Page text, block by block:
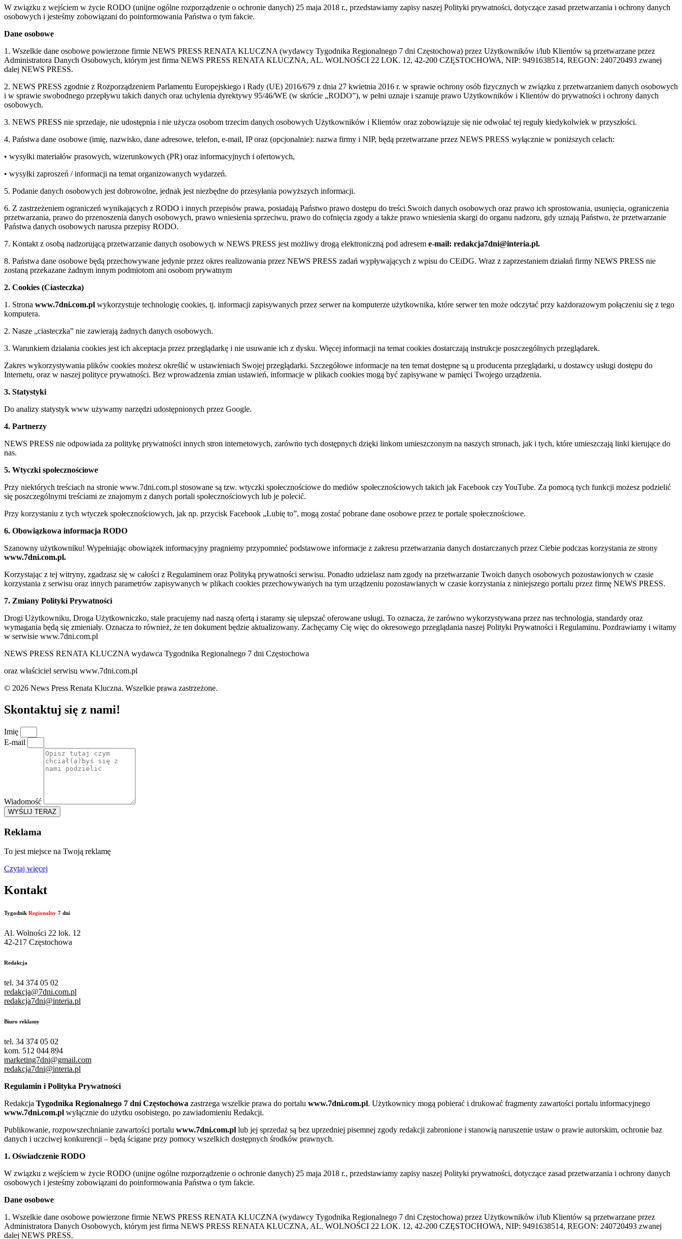
W związku z wejściem w życie RODO (unijne ogólne rozporządzenie o ochronie danych) 25 maja 2018 r., przedstawiamy zapisy naszej Polityki prywatności, dotyczące zasad przetwarzania i ochrony danych
osobowych i jesteśmy zobowiązani do poinformowania Państwa o tym fakcie.
Dane osobowe
1. Wszelkie dane osobowe powierzone firmie NEWS PRESS RENATA KLUCZNA (wydawcy Tygodnika Regionalnego 7 dni Częstochowa) przez Użytkowników i/lub Klientów są przetwarzane przez
Administratora Danych Osobowych, którym jest firma NEWS PRESS RENATA KLUCZNA, AL. WOLNOŚCI 22 LOK. 12, 42-200 CZĘSTOCHOWA, NIP: 9491638514, REGON: 240720493 zwanej
dalej NEWS PRESS.
2. NEWS PRESS zgodnie z Rozporządzeniem Parlamentu Europejskiego i Rady (UE) 2016/679 z dnia 27 kwietnia 2016 r. w sprawie ochrony osób fizycznych w związku z przetwarzaniem danych osobowych
i w sprawie swobodnego przepływu takich danych oraz uchylenia dyrektywy 95/46/WE (w skrócie „RODO”), w pełni uznaje i szanuje prawo Użytkowników i Klientów do prywatności i ochrony danych
osobowych.
3. NEWS PRESS nie sprzedaje, nie udostępnia i nie użycza osobom trzecim danych osobowych Użytkowników i Klientów oraz zobowiązuje się nie odwołać tej reguły kiedykolwiek w przyszłości.
4. Państwa dane osobowe (imię, nazwisko, dane adresowe, telefon, e-mail, IP oraz (opcjonalnie): nazwa firmy i NIP, będą przetwarzane przez NEWS PRESS wyłącznie w poniższych celach:
• wysyłki materiałów prasowych, wizerunkowych (PR) oraz informacyjnych i ofertowych,
• wysyłki zaproszeń / informacji na temat organizowanych wydarzeń.
5. Podanie danych osobowych jest dobrowolne, jednak jest niezbędne do przesyłania powyższych informacji.
6. Z zastrzeżeniem ograniczeń wynikających z RODO i innych przepisów prawa, posiadają Państwo prawo dostępu do treści Swoich danych osobowych oraz prawo ich sprostowania, usunięcia, ograniczenia
przetwarzania, prawo do przenoszenia danych osobowych, prawo wniesienia sprzeciwu, prawo do cofnięcia zgody a także prawo wniesienia skargi do organu nadzoru, gdy uznają Państwo, że przetwarzanie
Państwa danych osobowych narusza przepisy RODO.
7. Kontakt z osobą nadzorującą przetwarzanie danych osobowych w NEWS PRESS jest możliwy drogą elektroniczną pod adresem e-mail: redakcja7dni@interia.pl.
8. Państwa dane osobowe będą przechowywane jedynie przez okres realizowania przez NEWS PRESS zadań wypływających z wpisu do CEiDG. Wraz z zaprzestaniem działań firmy NEWS PRESS nie
zostaną przekazane żadnym innym podmiotom ani osobom prywatnym
2. Cookies (Ciasteczka)
1. Strona www.7dni.com.pl wykorzystuje technologię cookies, tj. informacji zapisywanych przez serwer na komputerze użytkownika, które serwer ten może odczytać przy każdorazowym połączeniu się z tego
komputera.
2. Nasze „ciasteczka” nie zawierają żadnych danych osobowych.
3. Warunkiem działania cookies jest ich akceptacja przez przeglądarkę i nie usuwanie ich z dysku. Więcej informacji na temat cookies dostarczają instrukcje poszczególnych przeglądarek.
Zakres wykorzystywania plików cookies możesz określić w ustawieniach Swojej przeglądarki. Szczegółowe informacje na ten temat dostępne są u producenta przeglądarki, u dostawcy usługi dostępu do
Internetu, oraz w naszej polityce prywatności. Bez wprowadzenia zmian ustawień, informacje w plikach cookies mogą być zapisywane w pamięci Twojego urządzenia.
3. Statystyki
Do analizy statystyk www używamy narzędzi udostępnionych przez Google.
4. Partnerzy
NEWS PRESS nie odpowiada za politykę prywatności innych stron internetowych, zarówno tych dostępnych dzięki linkom umieszczonym na naszych stronach, jak i tych, które umieszczają linki kierujące do
nas.
5. Wtyczki społecznościowe
Przy niektórych treściach na stronie www.7dni.com.pl stosowane są tzw. wtyczki społecznościowe do mediów społecznościowych takich jak Facebook czy YouTube. Za pomocą tych funkcji możesz podzielić
się poszczególnymi treściami ze znajomym z danych portali społecznościowych lub je polecić.
Przy korzystaniu z tych wtyczek społecznościowych, jak np. przycisk Facebook „Lubię to”, mogą zostać pobrane dane osobowe przez te portale społecznościowe.
6. Obowiązkowa informacja RODO
Szanowny użytkowniku! Wypełniając obowiązek informacyjny pragniemy przypomnieć podstawowe informacje z zakresu przetwarzania danych dostarczanych przez Ciebie podczas korzystania ze strony
www.7dni.com.pl.
Korzystając z tej witryny, zgadzasz się w całości z Regulaminem oraz Polityką prywatności serwisu. Ponadto udzielasz nam zgody na przetwarzanie Twoich danych osobowych pozostawionych w czasie
korzystania z serwisu oraz innych parametrów zapisywanych w plikach cookies przechowywanych na tym urządzeniu pozostawianych w czasie korzystania z niniejszego portalu przez firmę NEWS PRESS.
7. Zmiany Polityki Prywatności
Drogi Użytkowniku, Droga Użytkowniczko, stale pracujemy nad naszą ofertą i staramy się ulepszać oferowane usługi. To oznacza, że zarówno wykorzystywana przez nas technologia, standardy oraz
wymagania będą się zmieniały. Oznacza to również, że ten dokument będzie aktualizowany. Zachęcamy Cię więc do okresowego przeglądania naszej Polityki Prywatności i Regulaminu. Pozdrawiamy i witamy
w serwisie www.7dni.com.pl
NEWS PRESS RENATA KLUCZNA wydawca Tygodnika Regionalnego 7 dni Częstochowa
oraz właściciel serwisu www.7dni.com.pl
© 2026 News Press Renata Kluczna. Wszelkie prawa zastrzeżone.
Skontaktuj się z nami!
Imię
E-mail
Wiadomość
WYŚLIJ TERAZ
Reklama
To jest miejsce na Twoją reklamę
Czytaj więcej
Kontakt
Tygodnik Regionalny 7 dni
Al. Wolności 22 lok. 12
42-217 Częstochowa
Redakcja
tel. 34 374 05 02
redakcja@7dni.com.pl
redakcja7dni@interia.pl
Biuro reklamy
tel. 34 374 05 02
kom. 512 044 894
marketing7dni@gmail.com
redakcja7dni@interia.pl
Regulamin i Polityka Prywatności
Redakcja Tygodnika Regionalnego 7 dni Częstochowa zastrzega wszelkie prawa do portalu www.7dni.com.pl. Użytkownicy mogą pobierać i drukować fragmenty zawartości portalu informacyjnego
www.7dni.com.pl wyłącznie do użytku osobistego, po zawiadomieniu Redakcji.
Publikowanie, rozpowszechnianie zawartości portalu www.7dni.com.pl lub jej sprzedaż są bez uprzedniej pisemnej zgody redakcji zabronione i stanowią naruszenie ustaw o prawie autorskim, ochronie baz
danych i uczciwej konkurencji – będą ścigane przy pomocy wszelkich dostępnych środków prawnych.
1. Oświadczenie RODO
W związku z wejściem w życie RODO (unijne ogólne rozporządzenie o ochronie danych) 25 maja 2018 r., przedstawiamy zapisy naszej Polityki prywatności, dotyczące zasad przetwarzania i ochrony danych
osobowych i jesteśmy zobowiązani do poinformowania Państwa o tym fakcie.
Dane osobowe
1. Wszelkie dane osobowe powierzone firmie NEWS PRESS RENATA KLUCZNA (wydawcy Tygodnika Regionalnego 7 dni Częstochowa) przez Użytkowników i/lub Klientów są przetwarzane przez
Administratora Danych Osobowych, którym jest firma NEWS PRESS RENATA KLUCZNA, AL. WOLNOŚCI 22 LOK. 12, 42-200 CZĘSTOCHOWA, NIP: 9491638514, REGON: 240720493 zwanej
dalej NEWS PRESS.